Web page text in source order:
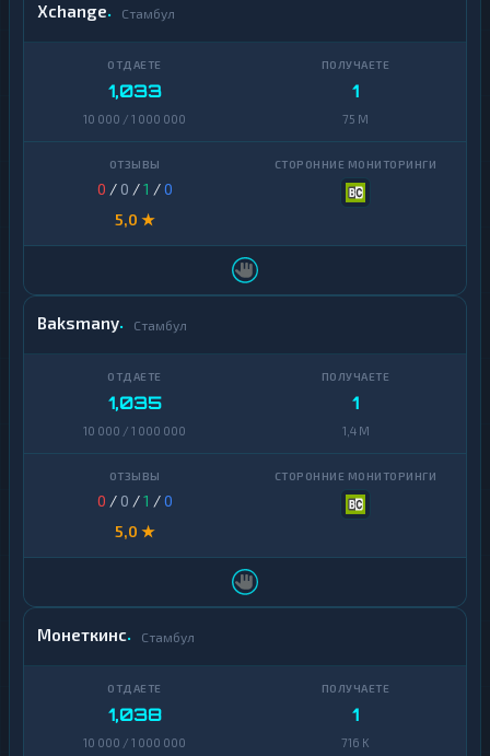
Xchange Стамбул
1,033
10 000 / 1 000 000
1
75 M
0 / 0 /1 /0
5,0 ★
Baksmany Стамбул
1,035
10 000 / 1 000 000
1
1,4 M
0 / 0 /1 /0
5,0 ★
Монеткинс Стамбул
1,038
10 000 / 1 000 000
1
716 K